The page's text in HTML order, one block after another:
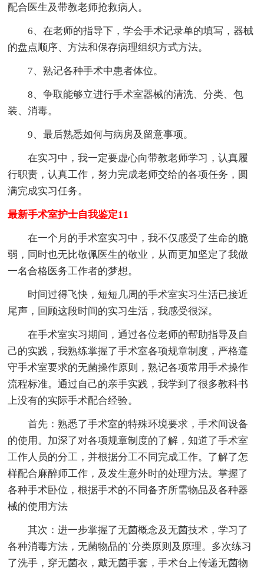
配合医生及带教老师抢救病人。
6、在老师的指导下，学会手术记录单的填写，器械
的盘点顺序、方法和保存病理组织方式方法。
7、熟记各种手术中患者体位。
8、争取能够立进行手术室器械的清洗、分类、包
装、消毒。
9、最后熟悉如何与病房及留意事项。
在实习中，我一定要虚心向带教老师学习，认真履
行职责，认真工作，努力完成老师交给的各项任务，圆
满完成实习任务。
最新手术室护士自我鉴定11
在一个月的手术室实习中，我不仅感受了生命的脆
弱，同时也无比敬佩医生的敬业，从而更加坚定了我做
一名合格医务工作者的梦想。
时间过得飞快，短短几周的手术室实习生活已接近
尾声，回顾这段时间的实习生活，我感受很深。
在手术室实习期间，通过各位老师的帮助指导及自
己的实践，我熟练掌握了手术室各项规章制度，严格遵
守手术室要求的无菌操作原则，熟记各项常用手术操作
流程标准。通过自己的亲手实践，我学到了很多教科书
上没有的实际手术配合经验。
首先：熟悉了手术室的特殊环境要求，手术间设备
的使用。加深了对各项规章制度的了解，知道了手术室
工作人员的分工，并根据分工不同完成工作。了解了怎
样配合麻醉师工作，及发生意外时的处理方法。掌握了
各种手术卧位，根据手术的不同备齐所需物品及各种器
械的使用方法
其次：进一步掌握了无菌概念及无菌技术，学习了
各种消毒方法，无菌物品的`分类原则及原理。多次练习
了洗手，穿无菌衣，戴无菌手套，手术台上传递无菌物